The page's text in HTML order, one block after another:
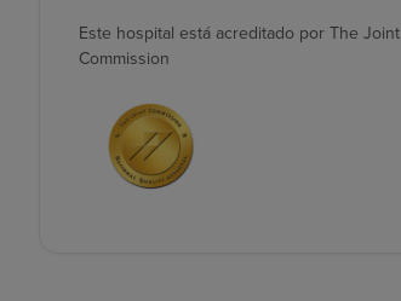
Este hospital está acreditado por The Joint
Commission